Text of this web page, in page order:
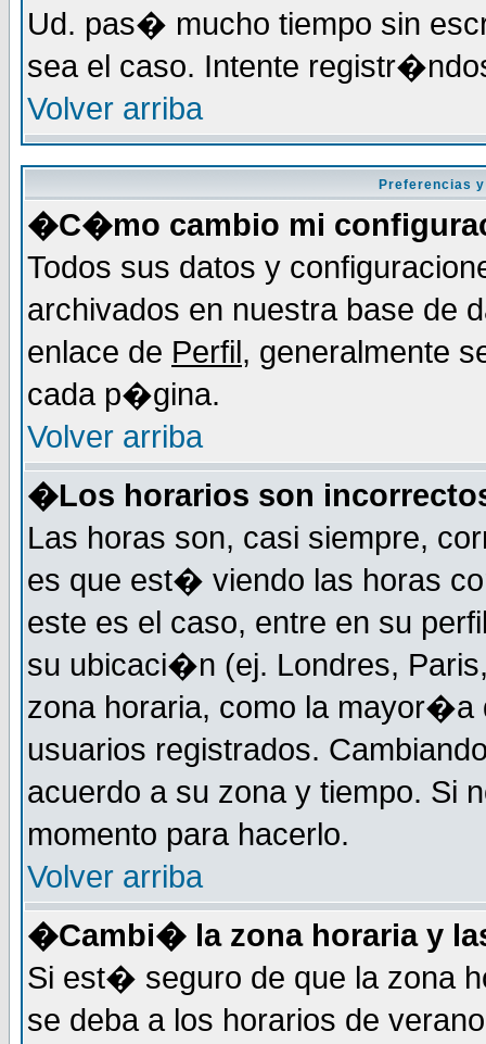
Ud. pas� mucho tiempo sin
sea el caso. Intente
Volver arriba
Preferencias
�C�mo cambio mi
Todos sus datos y
archivados en nuestra base de
enlace de Perfil, generalmente
cada p�gina.
Volver arriba
�Los horarios son
Las horas son, casi siempre,
es que est� viendo las horas
este es el caso, entre en su
su ubicaci�n (ej. Londres,
zona horaria, como la mayor�a
usuarios registrados.
acuerdo a su zona y tiempo. Si
momento para hacerlo.
Volver arriba
�Cambi� la zona horaria y
Si est� seguro de que la zona
se deba a los horarios de